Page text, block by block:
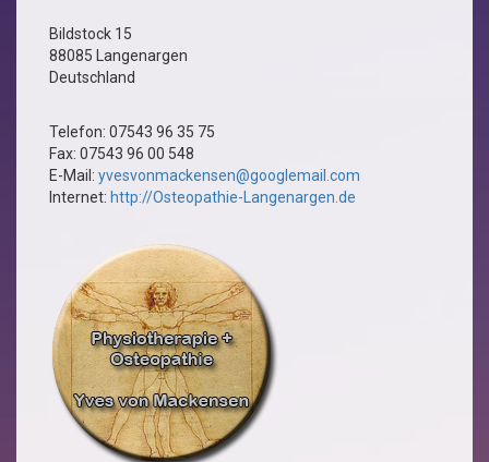
Bildstock 15
88085
Langenargen
Deutschland
Telefon: 07543 96 35 75
Fax: 07543 96 00 548
E-Mail: yvesvonmackensen@googlemail.com
Internet: http://Osteopathie-Langenargen.de